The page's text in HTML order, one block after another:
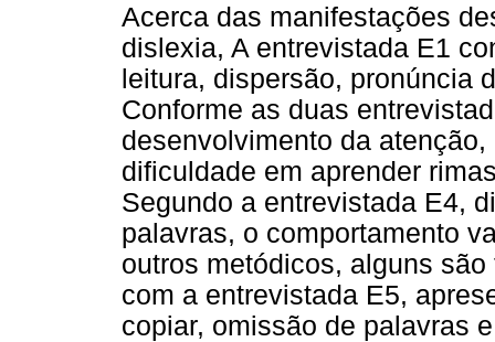
Acerca das manifestações
dislexia, A entrevistada E1
leitura, dispersão, pronúncia
Conforme as duas
desenvolvimento da
dificuldade em aprender
Segundo a entrevistada E4,
palavras, o comportamento
outros metódicos, alguns
com a entrevistada E5,
copiar, omissão de palavras